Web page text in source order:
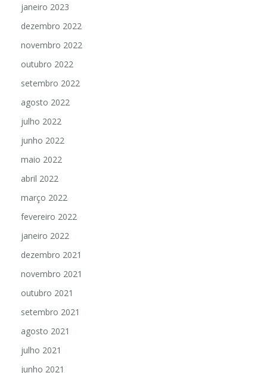
janeiro 2023
dezembro 2022
novembro 2022
outubro 2022
setembro 2022
agosto 2022
julho 2022
junho 2022
maio 2022
abril 2022
março 2022
fevereiro 2022
janeiro 2022
dezembro 2021
novembro 2021
outubro 2021
setembro 2021
agosto 2021
julho 2021
junho 2021